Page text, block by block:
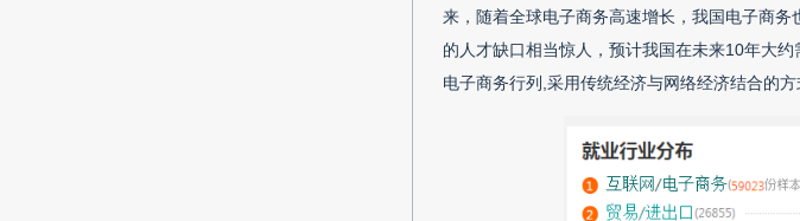
来，随着全球电子商务高速增长，我国电子商
的人才缺口相当惊人，预计我国在未来10年大
电子商务行列,采用传统经济与网络经济结合的